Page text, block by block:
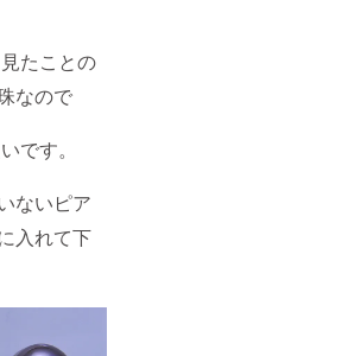
たことの
なので
です。
ないピア
入れて下